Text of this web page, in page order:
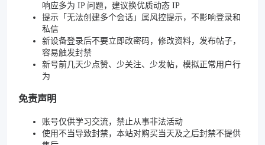
响应多为 IP 问题，建议换优质动态 IP
提示「无法创建多个会话」属风控提示，不影响登录和
私信
新设备登录后不要立即改密码，修改资料，发布帖子，
容易触发封禁
新号前几天少点赞、少关注、少发帖，模拟正常用户行
为
免责声明
账号仅供学习交流，禁止从事非法活动
使用不当导致封禁，本站对购买当天及之后封禁不提供